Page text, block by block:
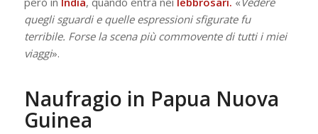
quegli sguardi e quelle espressioni sfigurate fu
terribile. Forse la scena più commovente di tutti i miei
viaggi».
Naufragio in Papua Nuova
Guinea